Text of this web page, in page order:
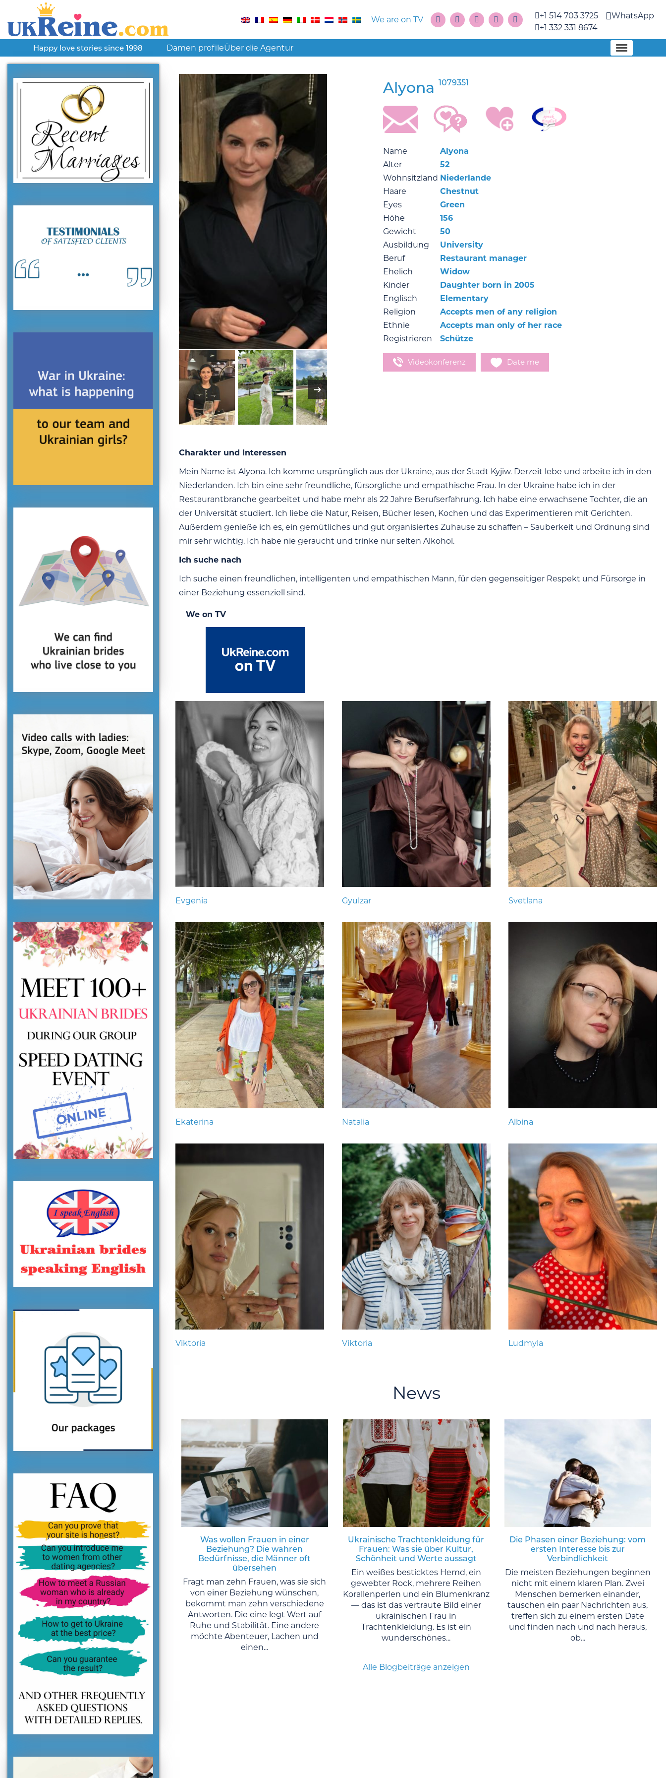
We are on TV
+1 514 703 3725
+1 332 331 8674
WhatsApp
Happy love stories since 1998 Damen profileÜber die Agentur
Alyona 1079351
Name
Alyona
Alter
52
Wohnsitzland Niederlande
Haare
Chestnut
Eyes
Green
Höhe
156
Gewicht
50
Ausbildung
University
Beruf
Restaurant manager
Ehelich
Widow
Kinder
Daughter born in 2005
Englisch
Elementary
Religion
Accepts men of any religion
Ethnie
Accepts man only of her race
Registrieren
Schütze
Videokonferenz Date me
Charakter und Interessen
Mein Name ist Alyona. Ich komme ursprünglich aus der Ukraine, aus der Stadt Kyjiw. Derzeit lebe und arbeite ich in den
Niederlanden. Ich bin eine sehr freundliche, fürsorgliche und empathische Frau. In der Ukraine habe ich in der
Restaurantbranche gearbeitet und habe mehr als 22 Jahre Berufserfahrung. Ich habe eine erwachsene Tochter, die an
der Universität studiert. Ich liebe die Natur, Reisen, Bücher lesen, Kochen und das Experimentieren mit Gerichten.
Außerdem genieße ich es, ein gemütliches und gut organisiertes Zuhause zu schaffen – Sauberkeit und Ordnung sind
mir sehr wichtig. Ich habe nie geraucht und trinke nur selten Alkohol.
Ich suche nach
Ich suche einen freundlichen, intelligenten und empathischen Mann, für den gegenseitiger Respekt und Fürsorge in
einer Beziehung essenziell sind.
We on TV
Evgenia Gyulzar Svetlana
Ekaterina Natalia Albina
Viktoria Viktoria Ludmyla
News
Was wollen Frauen in einer
Beziehung? Die wahren
Bedürfnisse, die Männer oft
übersehen
Fragt man zehn Frauen, was sie sich
von einer Beziehung wünschen,
bekommt man zehn verschiedene
Antworten. Die eine legt Wert auf
Ruhe und Stabilität. Eine andere
möchte Abenteuer, Lachen und
einen...
Ukrainische Trachtenkleidung für
Frauen: Was sie über Kultur,
Schönheit und Werte aussagt
Ein weißes besticktes Hemd, ein
gewebter Rock, mehrere Reihen
Korallenperlen und ein Blumenkranz
— das ist das vertraute Bild einer
ukrainischen Frau in
Trachtenkleidung. Es ist ein
wunderschönes...
Die Phasen einer Beziehung: vom
ersten Interesse bis zur
Verbindlichkeit
Die meisten Beziehungen beginnen
nicht mit einem klaren Plan. Zwei
Menschen bemerken einander,
tauschen ein paar Nachrichten aus,
treffen sich zu einem ersten Date
und finden nach und nach heraus,
ob...
Alle Blogbeiträge anzeigen